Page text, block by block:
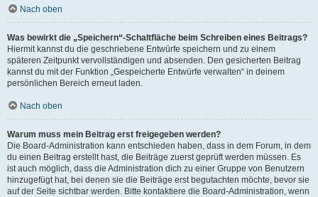
Nach oben
Was bewirkt die „Speichern“-Schaltfläche beim Schreiben eines Beitrags?
Hiermit kannst du die geschriebene Entwürfe speichern und zu einem
späteren Zeitpunkt vervollständigen und absenden. Den gesicherten Beitrag
kannst du mit der Funktion „Gespeicherte Entwürfe verwalten“ in deinem
persönlichen Bereich erneut laden.
Nach oben
Warum muss mein Beitrag erst freigegeben werden?
Die Board-Administration kann entschieden haben, dass in dem Forum, in dem
du einen Beitrag erstellt hast, die Beiträge zuerst geprüft werden müssen. Es
ist auch möglich, dass die Administration dich zu einer Gruppe von Benutzern
hinzugefügt hat, bei denen sie die Beiträge erst begutachten möchte, bevor sie
auf der Seite sichtbar werden. Bitte kontaktiere die Board-Administration, wenn